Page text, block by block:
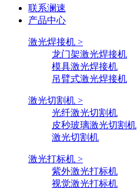
联系澜速
产品中心
激光焊接机 >
龙门架激光焊接机
模具激光焊接机
吊臂式激光焊接机
激光切割机 >
光纤激光切割机
皮秒玻璃激光切割机
激光切割机
激光打标机 >
紫外激光打标机
视觉激光打标机